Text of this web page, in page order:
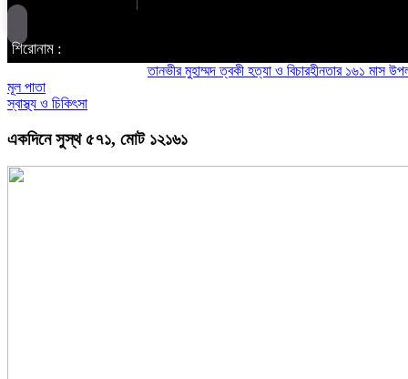
শিরোনাম :
তানভীর মুহাম্মদ ত্বকী হত্যা ও বিচারহীনতার ১৬১ মাস উপলক্ষে
মূল পাতা
স্বাস্থ্য ও চিকিৎসা
একদিনে সুস্থ ৫৭১, মোট ১২১৬১